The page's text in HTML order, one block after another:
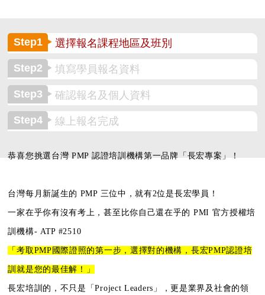
Step1 選擇報名課程地區及班別
Step2 填寫學員報名資料
Step3 確認報名及個人資料
Step4 線上報名完成
恭喜您挑選台灣 PMP 認證培訓機構第一品牌「長宏專案」！
台灣每月新誕生的 PMP 三位中，就有2位是長宏學員！
一家在乎你有沒有考上，甚至比你自己還在乎的 PMI 官方授權培
訓機構- ATP #2510
「考取PMP國際證照的第一步， 選擇對的機構，長宏PMP認證培
訓就是您的最佳解！」
長宏培訓的，不只是「Project Leaders」，更是業界及社會的領